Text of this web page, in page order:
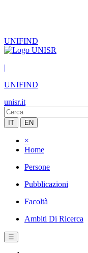
UNIFIND
|
UNIFIND
unisr.it
IT EN
×
Home
Persone
Pubblicazioni
Facoltà
Ambiti Di Ricerca
☰